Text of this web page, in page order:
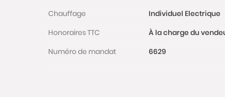
Chauffage
Individuel Electrique
Honoraires TTC
À la charge du
Numéro de mandat
6629